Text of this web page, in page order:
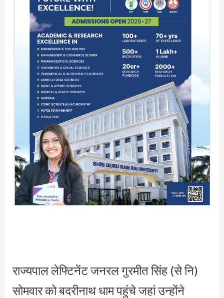
राज्यपाल लेफ्टिनेंट जनरल गुरमीत सिंह (से नि)
सोमवार को बदरीनाथ धाम पहुंचे जहां उन्होंने